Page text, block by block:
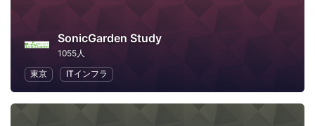
SonicGarden Study
1055人
東京
ITインフラ